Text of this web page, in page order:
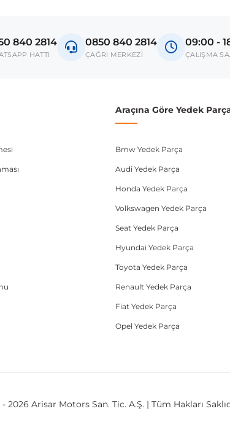
tipleri kullanabilmektedir. Sipariş vermeden önce
840 2814
HATTI
0850 840 2814
ÇAĞRI MERKEZİ
09:00 -
ÇALIŞMA
Araçına Göre Yedek
Bmw Yedek Parça
Audi Yedek Parça
Honda Yedek Parça
Volkswagen Yedek Parça
Seat Yedek Parça
Hyundai Yedek Parça
Toyota Yedek Parça
Renault Yedek Parça
Fiat Yedek Parça
Opel Yedek Parça
2026 Arisar Motors San. Tic. A.Ş. | Tüm Hakları